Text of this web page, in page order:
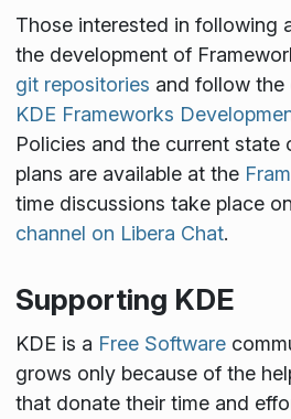
Those interested in following
the development of
git repositories and follow the
KDE Frameworks
Policies and the current state
plans are available at the
time discussions take place
channel on Libera Chat.
Supporting KDE
KDE is a Free Software
grows only because of the
that donate their time and